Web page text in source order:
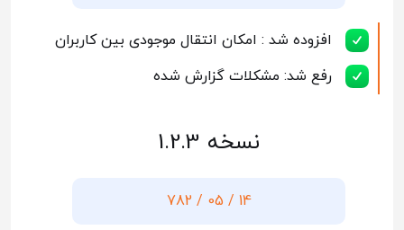
افزوده شد : امکان انتقال موجودی بین کاربران
رفع شد: مشکلات گزارش شده
نسخه 1.2.3
14 / 05 / 782